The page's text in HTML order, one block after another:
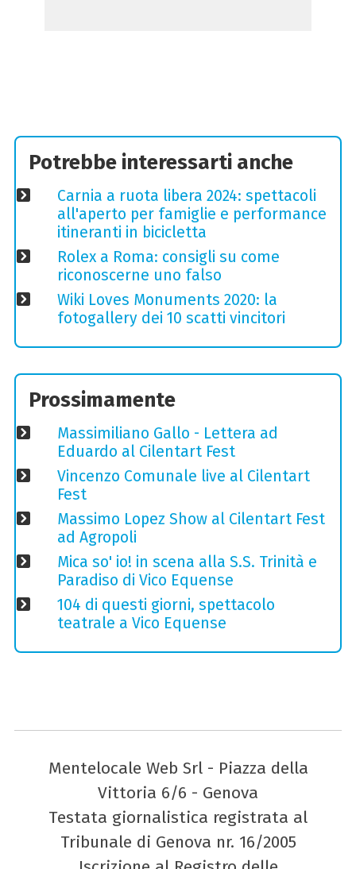
Potrebbe interessarti anche
Carnia a ruota libera 2024: spettacoli
all'aperto per famiglie e performance
itineranti in bicicletta
Rolex a Roma: consigli su come
riconoscerne uno falso
Wiki Loves Monuments 2020: la
fotogallery dei 10 scatti vincitori
Prossimamente
Massimiliano Gallo - Lettera ad
Eduardo al Cilentart Fest
Vincenzo Comunale live al Cilentart
Fest
Massimo Lopez Show al Cilentart Fest
ad Agropoli
Mica so' io! in scena alla S.S. Trinità e
Paradiso di Vico Equense
104 di questi giorni, spettacolo
teatrale a Vico Equense
Mentelocale Web Srl - Piazza della
Vittoria 6/6 - Genova
Testata giornalistica registrata al
Tribunale di Genova nr. 16/2005